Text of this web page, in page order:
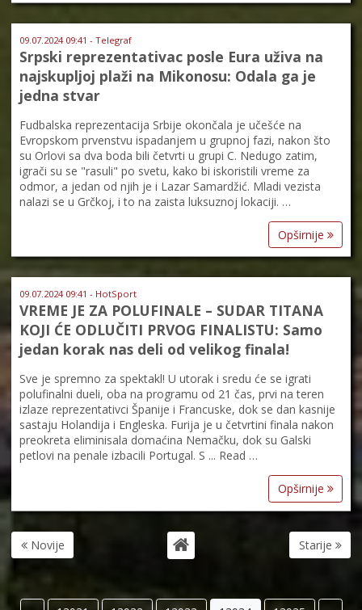
09.07.2024 09:41 - Telegraf
Srpski reprezentativac posle Eura uživa na
najskupljoj plaži na Mikonosu: Odala ga je
jedna stvar
Fudbalska reprezentacija Srbije okončala je učešće na
Evropskom prvenstvu ispadanjem u grupnoj fazi, nakon što
su Orlovi sa dva boda bili četvrti u grupi C. Nedugo zatim,
igrači su se "rasuli" po svetu, kako bi iskoristili vreme za
odmor, a jedan od njih je i Lazar Samardžić. Mladi vezista
nalazi se u Grčkoj, i to na zaista luksuznoj lokaciji. …
Opširnije
09.07.2024 09:41 - HotSport
VREME JE ZA POLUFINALE – SUDAR TITANA
KOJI ĆE ODLUČITI PRVOG FINALISTU: Samo
jedan korak nas deli od velikog finala!
Sve je spremno za spektakl! U utorak i sredu će se igrati
polufinalni dueli, oba na programu od 21 čas, prvi na teren
izlaze reprezentativci Španije i Francuske, dok se dan kasnije
sastaju Holandija i Engleska. Furija je u četvrtini finala nakon
preokreta eliminisala domaćina Nemačku, dok su Galski
petlovi na penale izbacili Portugal. S ... Read …
Opširnije
Novije Starije